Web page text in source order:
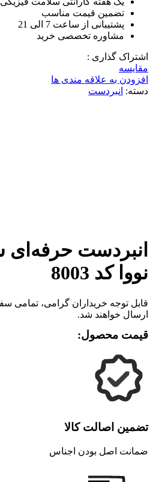
تضمین قیمت مناسب
پشتیبانی از ساعت 7 الی 21
مشاوره تخصصی خرید
اشتراک گذاری :
مقایسه
افزودن به علاقه مندی ها
دسته: انبردست
نووا کد 8003
ارسال خواهند شد.
قیمت محصول:
تضمین اصالت کالا
ضمانت اصل بودن اجناس